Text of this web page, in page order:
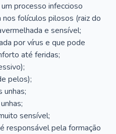
processo infeccioso
folículos pilosos (raiz do
e sensível;
por vírus e que pode
até feridas;
pelos);
unhas;
sensível;
responsável pela formação